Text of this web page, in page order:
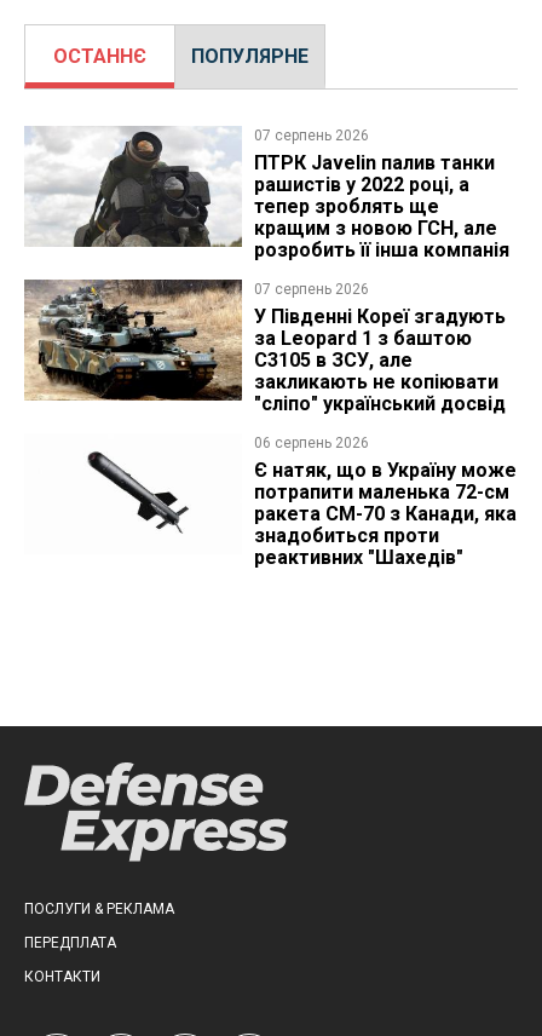
ОСТАННЄ ПОПУЛЯРНЕ
07 серпень 2026
ПТРК Javelin палив танки
рашистів у 2022 році, а
тепер зроблять ще
кращим з новою ГСН, але
розробить її інша компанія
07 серпень 2026
У Південні Кореї згадують
за Leopard 1 з баштою
C3105 в ЗСУ, але
закликають не копіювати
"сліпо" український досвід
06 серпень 2026
Є натяк, що в Україну може
потрапити маленька 72-см
ракета CM-70 з Канади, яка
знадобиться проти
реактивних "Шахедів"
ПОСЛУГИ & РЕКЛАМА
ПЕРЕДПЛАТА
КОНТАКТИ